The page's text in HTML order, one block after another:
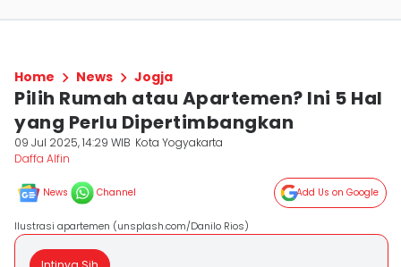
Home News Jogja
Pilih Rumah atau Apartemen? Ini 5 Hal
yang Perlu Dipertimbangkan
09 Jul 2025, 14:29 WIB Kota Yogyakarta
Daffa Alfin
News Channel Add Us on Google
Ilustrasi apartemen (unsplash.com/Danilo Rios)